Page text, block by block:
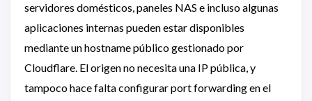
servidores domésticos, paneles NAS e incluso algunas
aplicaciones internas pueden estar disponibles
mediante un hostname público gestionado por
Cloudflare. El origen no necesita una IP pública, y
tampoco hace falta configurar port forwarding en el